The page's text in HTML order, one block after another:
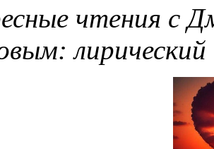
чтения с